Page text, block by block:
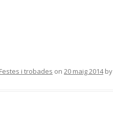
Festes i trobades on 20 maig 2014by